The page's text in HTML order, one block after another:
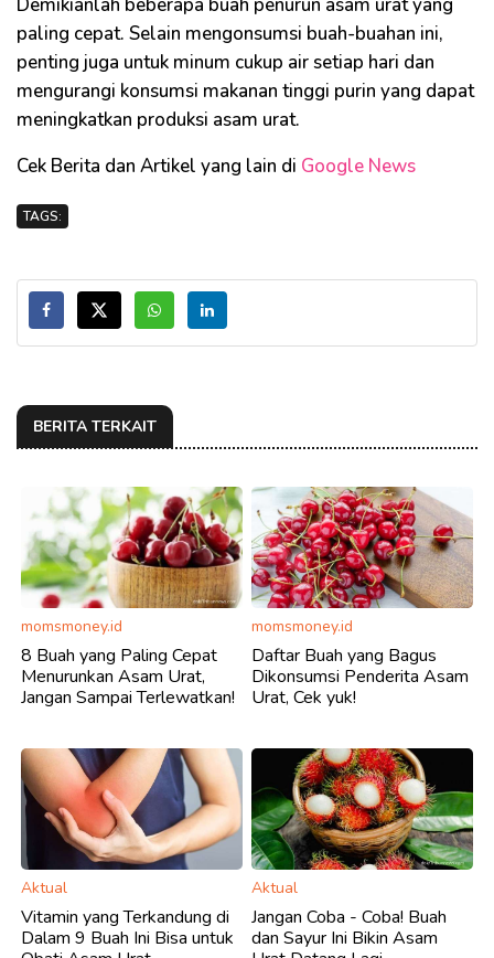
paling cepat. Selain mengonsumsi buah-buahan ini,
penting juga untuk minum cukup air setiap hari dan
mengurangi konsumsi makanan tinggi purin yang dapat
meningkatkan produksi asam urat.
Cek Berita dan Artikel yang lain di Google News
TAGS:
BERITA TERKAIT
momsmoney.id
8 Buah yang Paling Cepat
Menurunkan Asam Urat,
Jangan Sampai Terlewatkan!
momsmoney.id
Daftar Buah yang Bagus
Dikonsumsi Penderita Asam
Urat, Cek yuk!
Aktual
Vitamin yang Terkandung di
Dalam 9 Buah Ini Bisa untuk
Aktual
Jangan Coba - Coba! Buah
dan Sayur Ini Bikin Asam